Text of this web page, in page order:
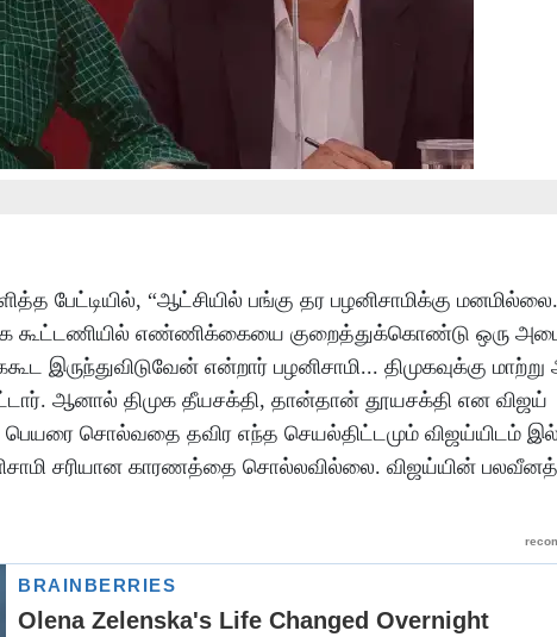
பேட்டியில், “ஆட்சியில் பங்கு தர பழனிசாமிக்கு
கூட்டணியில் எண்ணிக்கையை குறைத்துக்கொண்டு ஒரு
இருந்துவிடுவேன் என்றார் பழனிசாமி... திமுகவுக்கு
ஆனால் திமுக தீயசக்தி, தான்தான் தூயசக்தி என விஜய்
சொல்வதை தவிர எந்த செயல்திட்டமும் விஜய்யிடம்
சரியான காரணத்தை சொல்லவில்லை. விஜய்யின்